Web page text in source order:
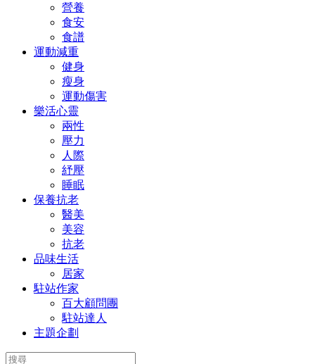
營養
食安
食譜
運動減重
健身
瘦身
運動傷害
樂活心靈
兩性
壓力
人際
紓壓
睡眠
保養抗老
醫美
美容
抗老
品味生活
居家
駐站作家
百大顧問團
駐站達人
主題企劃